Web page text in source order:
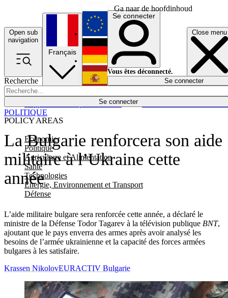
Ga naar de hoofdinhoud
Open sub
navigation
Close menu
Recherche
Se connecter
POLICY AREAS
Economie
Politique
Agriculture et Alimentation
Santé
Technologies
Energie, Environnement et Transport
Défense
Économie
Français
English
Deutsch
Español
Se connecter
Vous êtes déconnecté.
Se connecter
La Bulgarie renforcera son aide
militaire à l’Ukraine cette
année
L’aide militaire bulgare sera renforcée cette année, a déclaré le
ministre de la Défense Todor Tagarev à la télévision publique BNT,
ajoutant que le pays enverra des armes après avoir analysé les
besoins de l’armée ukrainienne et la capacité des forces armées
bulgares à les satisfaire.
POLITIQUE
Krassen NikolovEURACTIV Bulgarie